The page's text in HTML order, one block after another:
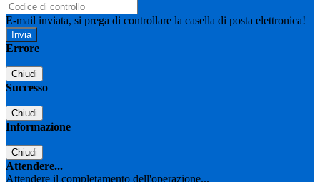
E-mail inviata, si prega di controllare la casella di posta elettronica!
Errore
Chiudi
Successo
Chiudi
Informazione
Chiudi
Attendere...
Attendere il completamento dell'operazione...